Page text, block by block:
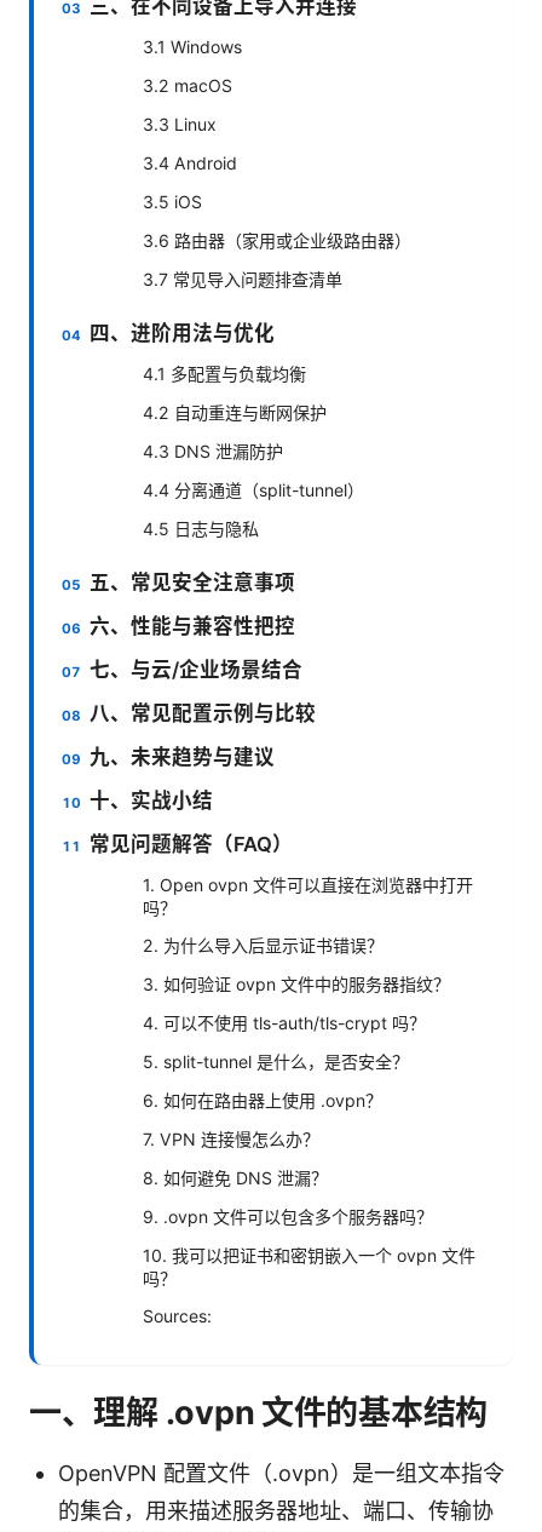
三、在不同设备上导入并连接
3.1 Windows
3.2 macOS
3.3 Linux
3.4 Android
3.5 iOS
3.6 路由器（家用或企业级路由器）
3.7 常见导入问题排查清单
四、进阶用法与优化
4.1 多配置与负载均衡
4.2 自动重连与断网保护
4.3 DNS 泄漏防护
4.4 分离通道（split-tunnel）
4.5 日志与隐私
五、常见安全注意事项
六、性能与兼容性把控
七、与云/企业场景结合
八、常见配置示例与比较
九、未来趋势与建议
十、实战小结
常见问题解答（FAQ）
1. Open ovpn 文件可以直接在浏览器中打开
吗？
2. 为什么导入后显示证书错误？
3. 如何验证 ovpn 文件中的服务器指纹？
4. 可以不使用 tls-auth/tls-crypt 吗？
5. split-tunnel 是什么，是否安全？
6. 如何在路由器上使用 .ovpn？
7. VPN 连接慢怎么办？
8. 如何避免 DNS 泄漏？
9. .ovpn 文件可以包含多个服务器吗？
10. 我可以把证书和密钥嵌入一个 ovpn 文件
吗？
Sources:
一、理解 .ovpn 文件的基本结构
OpenVPN 配置文件（.ovpn）是一组文本指令
的集合，用来描述服务器地址、端口、传输协